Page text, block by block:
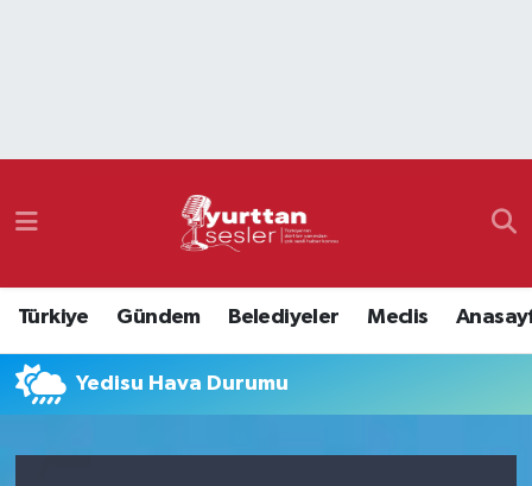
Türkiye Gündem Belediyeler Meclis
Yedisu Hava Durumu
Namaz Vakitleri
Süper Lig Puan Durumu ve Fikstür
Tüm Manşetler
Son Dakika Haberleri